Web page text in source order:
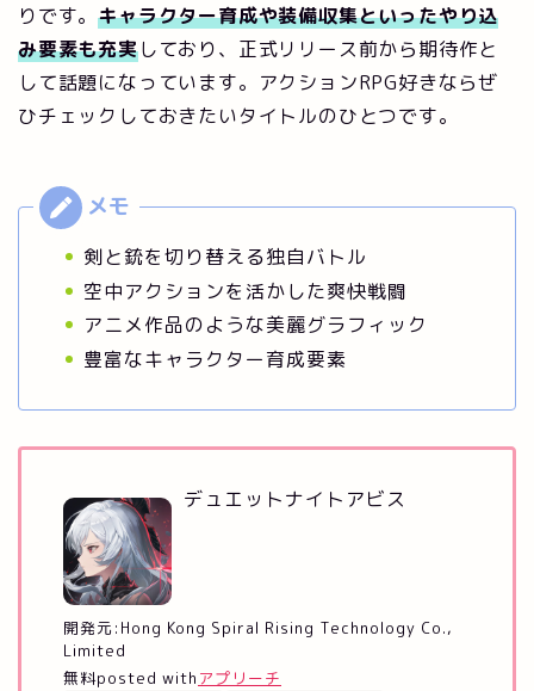
りです。キャラクター育成や装備収集といったやり込
み要素も充実しており、正式リリース前から期待作と
して話題になっています。アクションRPG好きならぜ
ひチェックしておきたいタイトルのひとつです。
剣と銃を切り替える独自バトル
空中アクションを活かした爽快戦闘
アニメ作品のような美麗グラフィック
豊富なキャラクター育成要素
デュエットナイトアビス
開発元: Hong Kong Spiral Rising Technology Co.,
Limited
無料posted with アプリーチ